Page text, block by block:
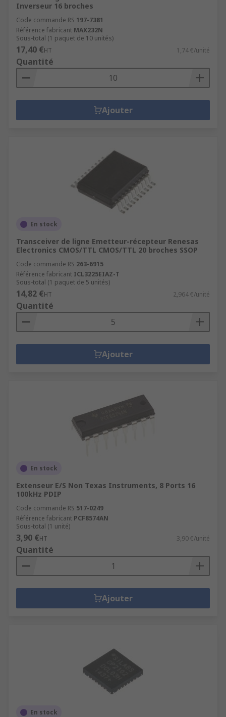
Inverseur 16 broches
Code commande RS 197-7381
Référence fabricant MAX232N
Sous-total (1 paquet de 10 unités)
17,40 €HT 1,74 €/unité
Quantité
Ajouter
En stock
Transceiver de ligne Emetteur-récepteur Renesas
Electronics CMOS/TTL CMOS/TTL 20 broches SSOP
Code commande RS 263-6915
Référence fabricant ICL3225EIAZ-T
Sous-total (1 paquet de 5 unités)
14,82 €HT 2,964 €/unité
Quantité
Ajouter
En stock
Extenseur E/S Non Texas Instruments, 8 Ports 16
100kHz PDIP
Code commande RS 517-0249
Référence fabricant PCF8574AN
Sous-total (1 unité)
3,90 €HT 3,90 €/unité
Quantité
Ajouter
En stock